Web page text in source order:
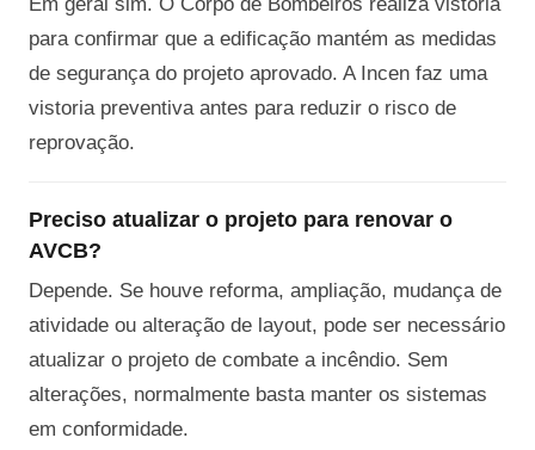
para confirmar que a edificação mantém as medidas
de segurança do projeto aprovado. A Incen faz uma
vistoria preventiva antes para reduzir o risco de
reprovação.
Preciso atualizar o projeto para renovar o
AVCB?
Depende. Se houve reforma, ampliação, mudança de
atividade ou alteração de layout, pode ser necessário
atualizar o projeto de combate a incêndio. Sem
alterações, normalmente basta manter os sistemas
em conformidade.